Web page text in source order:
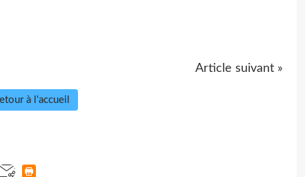
Article suivant »
à l'accueil